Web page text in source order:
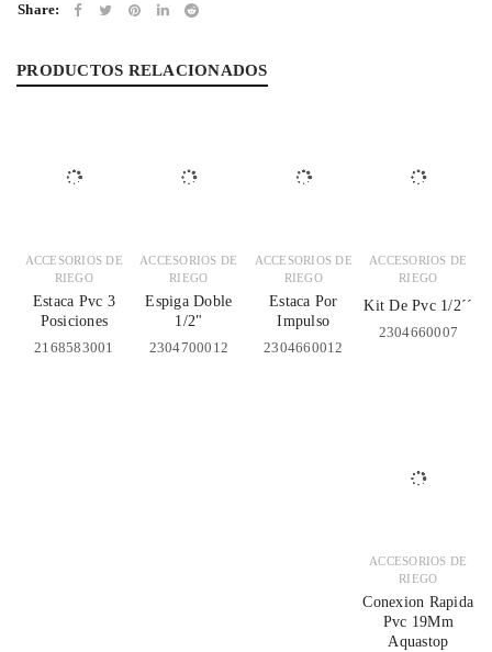
Share:
PRODUCTOS RELACIONADOS
ACCESORIOS DE
RIEGO
Estaca Pvc 3
Posiciones
2168583001
ACCESORIOS DE
RIEGO
Espiga Doble
1/2"
2304700012
ACCESORIOS DE
RIEGO
Estaca Por
Impulso
2304660012
ACCESORIOS DE
RIEGO
Kit De Pvc 1/2´´
2304660007
ACCESORIOS DE
RIEGO
Conexion Rapida
Pvc 19Mm
Aquastop